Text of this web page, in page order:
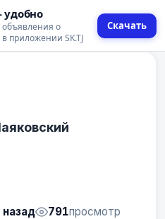
о
приложении SK.TJ
Скачать
12 фото
791просмотр